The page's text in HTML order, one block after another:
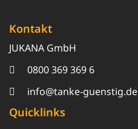
Kontakt
JUKANA GmbH
0800 369 369 6
info@tanke-guenstig.de
Quicklinks